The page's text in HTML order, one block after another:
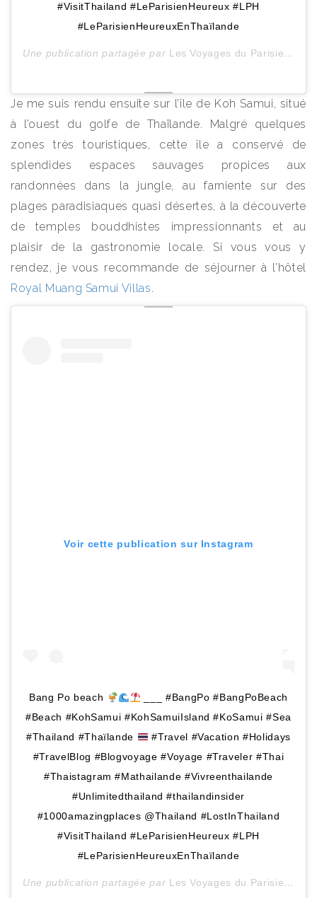
#VisitThailand #LeParisienHeureux #LPH
#LeParisienHeureuxEnThaïlande
Une publication partagée par Les Voyages du ParisienHeureux
Je me suis rendu ensuite sur l’île de Koh Samui, situé
à l’ouest du golfe de Thaïlande. Malgré quelques
zones très touristiques, cette île a conservé de
splendides espaces sauvages propices aux
randonnées dans la jungle, au farniente sur des
plages paradisiaques quasi désertes, à la découverte
de temples bouddhistes impressionnants et au
plaisir de la gastronomie locale. Si vous vous y
rendez, je vous recommande de séjourner à l’hôtel
Royal Muang Samui Villas.
Voir cette publication sur Instagram
Bang Po beach
___ #BangPo #BangPoBeach
#Beach #KohSamui #KohSamuiIsland #KoSamui #Sea
#Thailand #Thaïlande
#Travel #Vacation #Holidays
#TravelBlog #Blogvoyage #Voyage #Traveler #Thai
#Thaistagram #Mathailande #Vivreenthailande
#Unlimitedthailand #thailandinsider
#1000amazingplaces @Thailand #LostInThailand
#VisitThailand #LeParisienHeureux #LPH
#LeParisienHeureuxEnThaïlande
Une publication partagée par Les Voyages du ParisienHeureux